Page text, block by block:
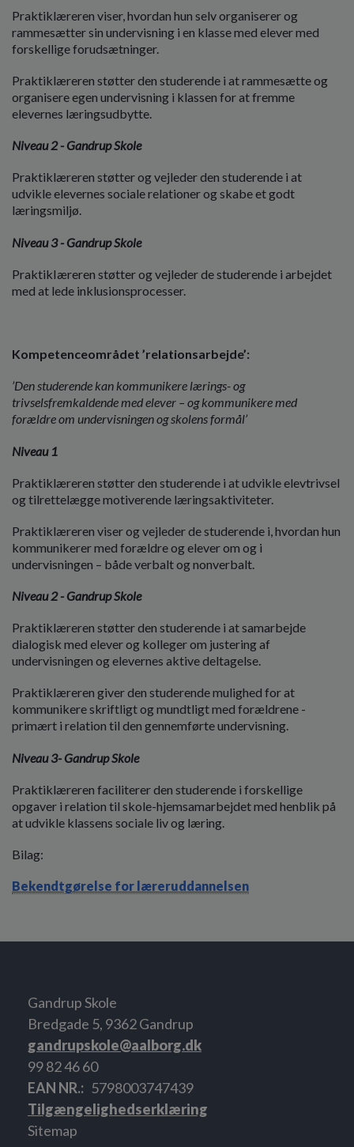
Praktiklæreren viser, hvordan hun selv organiserer og
rammesætter sin undervisning i en klasse med elever med
forskellige forudsætninger.
Praktiklæreren støtter den studerende i at rammesætte og
organisere egen undervisning i klassen for at fremme
elevernes læringsudbytte.
Niveau 2 - Gandrup Skole
Praktiklæreren støtter og vejleder den studerende i at
udvikle elevernes sociale relationer og skabe et godt
læringsmiljø.
Niveau 3 - Gandrup Skole
PraktikIæreren støtter og vejleder de studerende i arbejdet
med at lede inklusionsprocesser.
Kompetenceområdet ’relationsarbejde’:
’Den studerende kan kommunikere lærings- og
trivselsfremkaldende med elever – og kommunikere med
forældre om undervisningen og skolens formål’
Niveau 1
Praktiklæreren støtter den studerende i at udvikle elevtrivsel
og tilrettelægge motiverende læringsaktiviteter.
Praktiklæreren viser og vejleder de studerende i, hvordan hun
kommunikerer med forældre og elever om og i
undervisningen – både verbalt og nonverbalt.
Niveau 2 - Gandrup Skole
Praktiklæreren støtter den studerende i at samarbejde
dialogisk med elever og kolleger om justering af
undervisningen og elevernes aktive deltagelse.
Praktiklæreren giver den studerende mulighed for at
kommunikere skriftligt og mundtligt med forældrene -
primært i relation til den gennemførte undervisning.
Niveau 3- Gandrup Skole
Praktiklæreren faciliterer den studerende i forskellige
opgaver i relation til skole-hjemsamarbejdet med henblik på
at udvikle klassens sociale liv og læring.
Bilag:
Bekendtgørelse for læreruddannelsen
Gandrup Skole
Bredgade 5, 9362 Gandrup
gandrupskole@aalborg.dk
99 82 46 60
EAN NR.
5798003747439
Tilgængelighedserklæring
Sitemap